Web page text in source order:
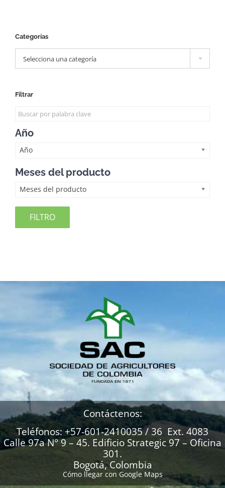
Categorías
Selecciona una categoría
Filtrar
Año
Año
Meses del producto
Meses del producto
FILTRO
Contáctenos:
Teléfonos: +57-601-2410035 / 36 Ext. 4083
Calle 97a N° 9 – 45. Edificio Strategic 97 – Oficina
301.
Bogotá, Colombia
Cómo llegar con Google Maps